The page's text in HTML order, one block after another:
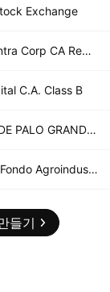
Exchange
Grupo Mantra Corp CA Registered Shs Series -B-
C.A. Class B
TELARES DE PALO GRANDE, C.A.
Montesco Fondo Agroindustrial CA Class B
들기